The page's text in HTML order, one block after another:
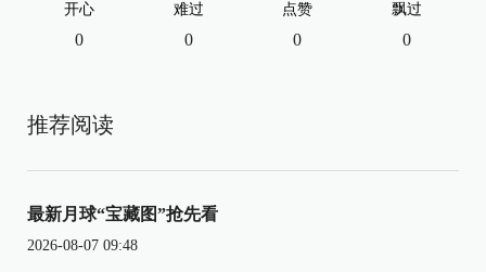
开心
0
难过
0
点赞
0
飘过
0
推荐阅读
最新月球“宝藏图”抢先看
2026-08-07 09:48